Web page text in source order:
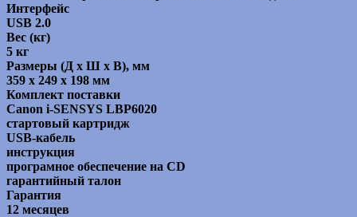
Интерфейс
USB 2.0
Вес (кг)
5 кг
Размеры (Д х Ш х В), мм
359 x 249 x 198 мм
Комплект поставки
Canon i-SENSYS LBP6020
стартовый картридж
USB-кабель
инструкция
програмное обеспечение на CD
гарантийный талон
Гарантия
12 месяцев